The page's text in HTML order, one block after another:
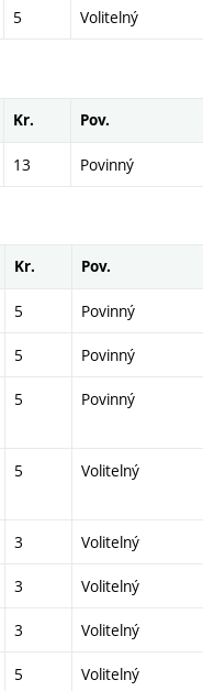
5 Volitelný
Kr. Pov.
13 Povinný
Kr. Pov.
5 Povinný
5 Povinný
5 Povinný
5 Volitelný
3 Volitelný
3 Volitelný
3 Volitelný
5 Volitelný